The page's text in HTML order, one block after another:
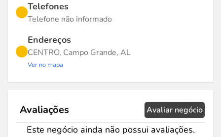
Telefones
Telefone não informado
Endereços
CENTRO, Campo Grande, AL
Ver no mapa
Avaliações Avaliar negócio
Este negócio ainda não possui avaliações.